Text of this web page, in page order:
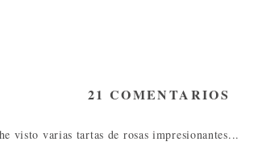
21 COMENTARIOS
visto varias tartas de rosas impresionantes...